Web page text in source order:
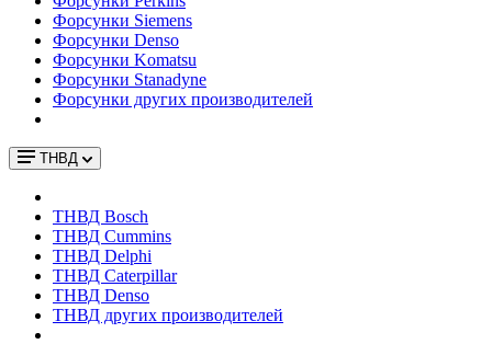
Форсунки Siemens
Форсунки Denso
Форсунки Komatsu
Форсунки Stanadyne
Форсунки других производителей
ТНВД
ТНВД Bosch
ТНВД Cummins
ТНВД Delphi
ТНВД Caterpillar
ТНВД Denso
ТНВД других производителей